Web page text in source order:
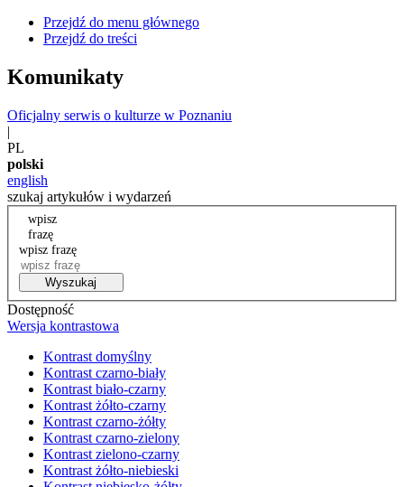
Przejdź do menu głównego
Przejdź do treści
Komunikaty
Oficjalny serwis o kulturze w Poznaniu
|
PL
polski
english
szukaj artykułów i wydarzeń
wpisz
frazę
wpisz frazę
Wyszukaj
Dostępność
Wersja kontrastowa
Kontrast domyślny
Kontrast czarno-biały
Kontrast biało-czarny
Kontrast żółto-czarny
Kontrast czarno-żółty
Kontrast czarno-zielony
Kontrast zielono-czarny
Kontrast żółto-niebieski